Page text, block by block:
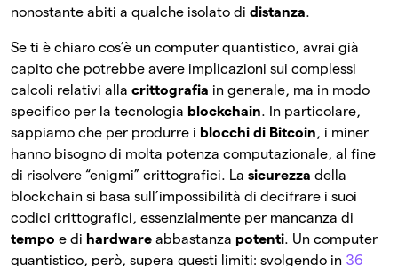
nonostante abiti a qualche isolato di distanza.
Se ti è chiaro cos’è un computer quantistico, avrai già
capito che potrebbe avere implicazioni sui complessi
calcoli relativi alla crittografia in generale, ma in modo
specifico per la tecnologia blockchain. In particolare,
sappiamo che per produrre i blocchi di Bitcoin, i miner
hanno bisogno di molta potenza computazionale, al fine
di risolvere “enigmi” crittografici. La sicurezza della
blockchain si basa sull’impossibilità di decifrare i suoi
codici crittografici, essenzialmente per mancanza di
tempo e di hardware abbastanza potenti. Un computer
quantistico, però, supera questi limiti: svolgendo in 36